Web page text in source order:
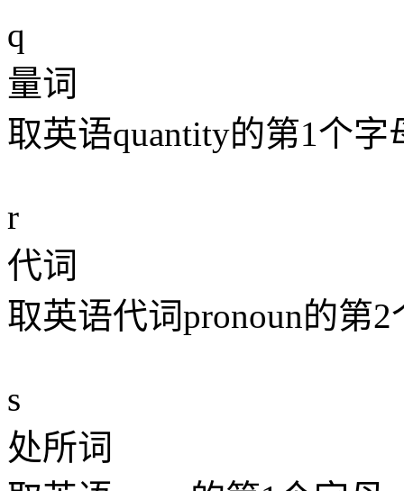
q
量词
取英语quantity的第1个字
r
代词
取英语代词pronoun的第
s
处所词